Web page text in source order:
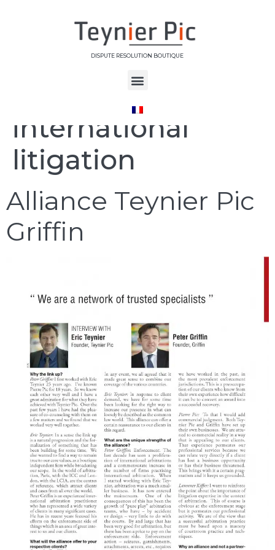
DISPUTE RESOLUTION BOUTIQUE
Étiquette :
international
litigation
Alliance Teynier Pic
Griffin